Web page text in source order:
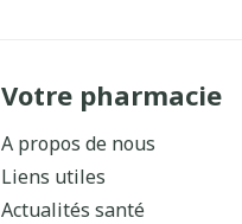
Votre pharmacie
A propos de nous
Liens utiles
Actualités santé